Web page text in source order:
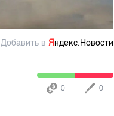
Добавить в Яндекс.Новости
0 0